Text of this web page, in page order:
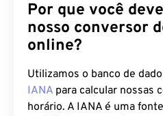
Por que você
nosso conversor
online?
Utilizamos o banco de
IANA para calcular nossas
horário. A IANA é uma